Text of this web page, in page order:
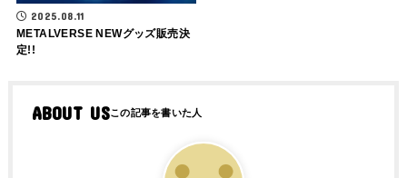
2025.08.11
METALVERSE NEWグッズ販売決
定!!
ABOUT US